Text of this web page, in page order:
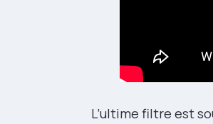
L’ultime filtre est